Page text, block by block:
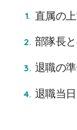
直属の
部隊長
退職の
退職当